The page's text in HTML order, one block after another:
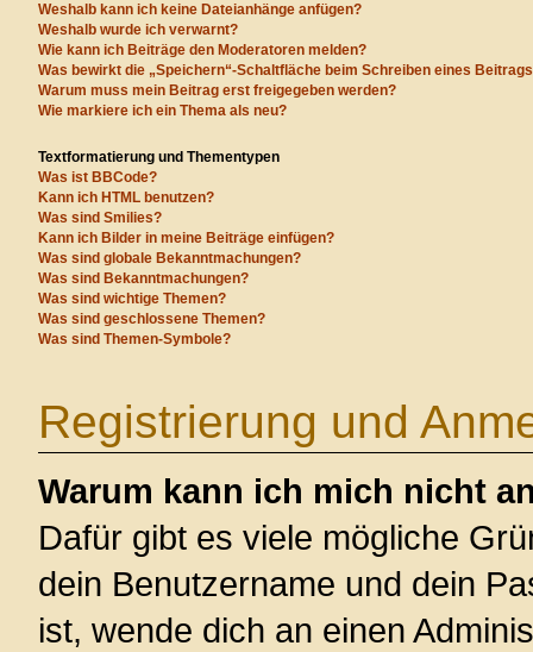
Weshalb kann ich keine Dateianhänge anfügen?
Weshalb wurde ich verwarnt?
Wie kann ich Beiträge den Moderatoren melden?
Was bewirkt die „Speichern“-Schaltfläche beim Schreiben eines
Warum muss mein Beitrag erst freigegeben werden?
Wie markiere ich ein Thema als neu?
Textformatierung und Thementypen
Was ist BBCode?
Kann ich HTML benutzen?
Was sind Smilies?
Kann ich Bilder in meine Beiträge einfügen?
Was sind globale Bekanntmachungen?
Was sind Bekanntmachungen?
Was sind wichtige Themen?
Was sind geschlossene Themen?
Was sind Themen-Symbole?
Registrierung und
Warum kann ich mich nicht
Dafür gibt es viele mögliche
dein Benutzername und dein
ist, wende dich an einen